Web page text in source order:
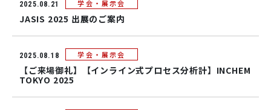
2025.08.21 学会・展示会
JASIS 2025 出展のご案内
2025.08.18 学会・展示会
【ご来場御礼】【インライン式プロセス分析計】INCHEM
TOKYO 2025